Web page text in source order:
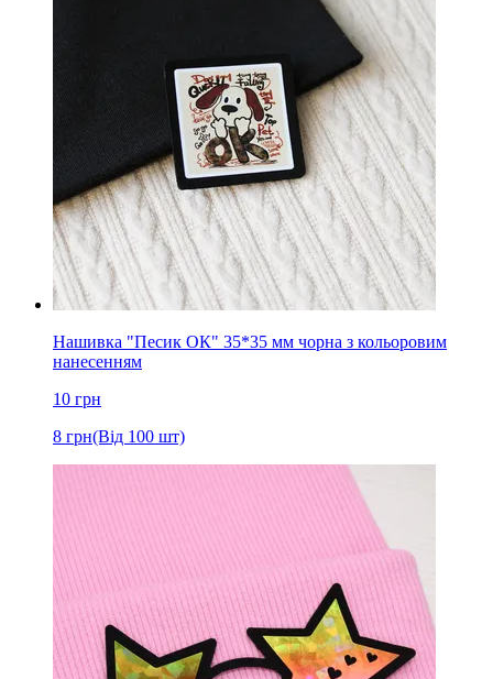
Нашивка "Песик ОК" 35*35 мм чорна з кольоровим
нанесенням
10 грн
8 грн(Від 100 шт)